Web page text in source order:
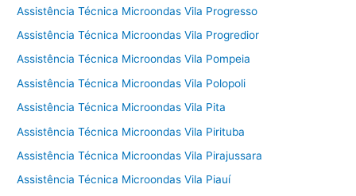
Assistência Técnica Microondas Vila Progresso
Assistência Técnica Microondas Vila Progredior
Assistência Técnica Microondas Vila Pompeia
Assistência Técnica Microondas Vila Polopoli
Assistência Técnica Microondas Vila Pita
Assistência Técnica Microondas Vila Pirituba
Assistência Técnica Microondas Vila Pirajussara
Assistência Técnica Microondas Vila Piauí